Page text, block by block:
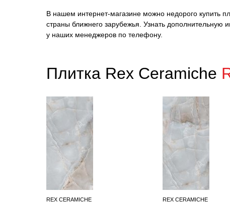
В нашем интернет-магазине можно недорого купить
страны ближнего зарубежья. Узнать дополнительную
у наших менеджеров по телефону.
Плитка Rex Ceramiche
REX CERAMICHE REX CERAMICHE